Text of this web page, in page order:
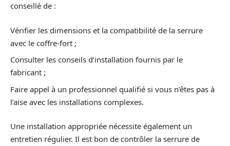
conseillé de :
Vérifier les dimensions et la compatibilité de la serrure
avec le coffre-fort ;
Consulter les conseils d’installation fournis par le
fabricant ;
Faire appel à un professionnel qualifié si vous n’êtes pas à
l’aise avec les installations complexes.
Une installation appropriée nécessite également un
entretien régulier. Il est bon de contrôler la serrure de